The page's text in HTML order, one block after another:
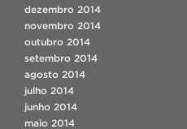
dezembro 2014
novembro 2014
outubro 2014
setembro 2014
agosto 2014
julho 2014
junho 2014
maio 2014